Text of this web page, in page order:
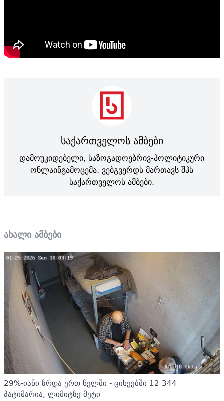
ახალი ამბები
29%-იანი ზრდა ერთ წელში - ციხეებში 12 344
პატიმარია, ლიმიტზე მეტი
საქართველოს ამბები
დამოუკიდებელი, საზოგადოებრივ-პოლიტიკური
ონლაინგამოცემა. ვებგვერდს მართავს შპს
საქართველოს ამბები.